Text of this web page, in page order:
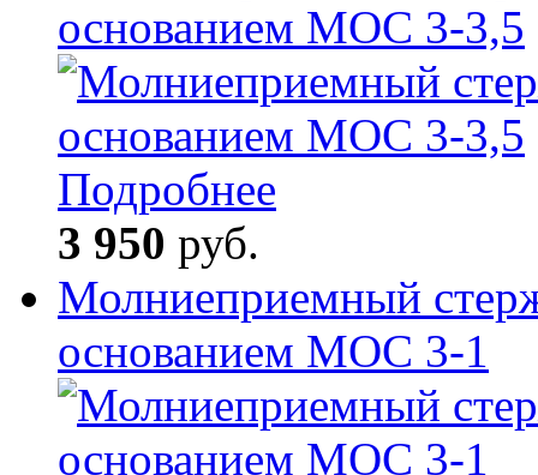
основанием МОС 3-3,5
Подробнее
3 950 руб.
Молниеприемный
основанием МОС 3-1